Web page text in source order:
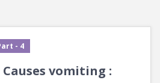
- 4
vomiting :